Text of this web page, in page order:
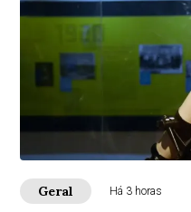
Geral Há 3 horas